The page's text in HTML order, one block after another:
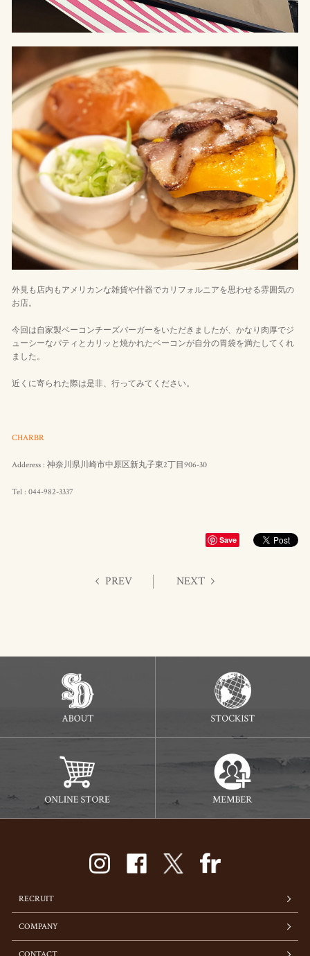
外見も店内もアメリカンな雑貨や什器でカリフォルニアを思わせる雰囲気の
お店。
今回は自家製ベーコンチーズバーガーをいただきましたが、かなり肉厚でジ
ューシーなパティとカリッと焼かれたベーコンが自分の胃袋を満たしてくれ
ました。
近くに寄られた際は是非、行ってみてください。
CHARBR
Adderess : 神奈川県川崎市中原区新丸子東2丁目906-30
Tel : 044-982-3337
Save
PREV NEXT
RECRUIT
COMPANY